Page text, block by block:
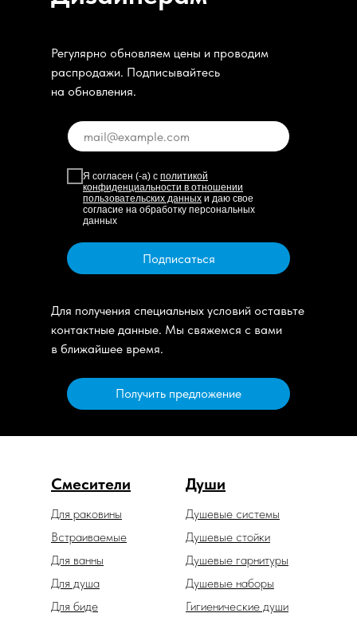
Регулярно обновляем цены и проводим
распродажи. Подписывайтесь
на обновления.
Я согласен (-а) с политикой
конфиденциальности в отношении
пользовательских данных и даю свое
согласие на обработку персональных
данных
Подписаться
Для получения специальных условий оставьте
контактные данные. Мы свяжемся с вами
в ближайшее время.
Получить предложение
Смесители Души
Душевые гарнитуры
Душевые системы
Гигиенические души
Душевые наборы
Встраиваемые
Для биде
Для ванны
Для душа
Для раковины
Душевые стойки